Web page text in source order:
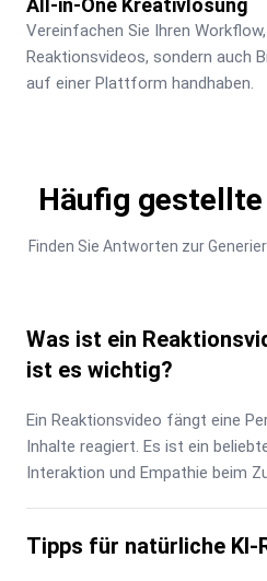
Vereinfachen Sie Ihren
Reaktionsvideos, sondern auch
auf einer Plattform handhaben.
Häufig gestellte
Finden Sie Antworten zur
Was ist ein
ist es wichtig?
Ein Reaktionsvideo fängt eine
Inhalte reagiert. Es ist ein
Interaktion und Empathie beim
Tipps für natürliche KI-